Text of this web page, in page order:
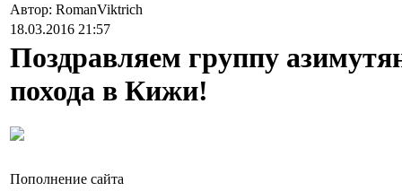
Автор: RomanViktrich
18.03.2016 21:57
Поздравляем группу
похода в Кижи!
Пополнение сайта